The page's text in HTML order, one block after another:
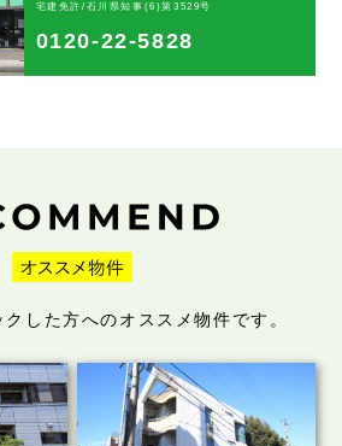
宅建免許/石川県知事(6)第3529号
0120-22-5828
した方へのオススメ物件です。